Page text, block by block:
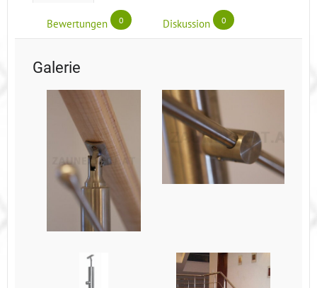
Bewertungen 0 Diskussion 0
Galerie